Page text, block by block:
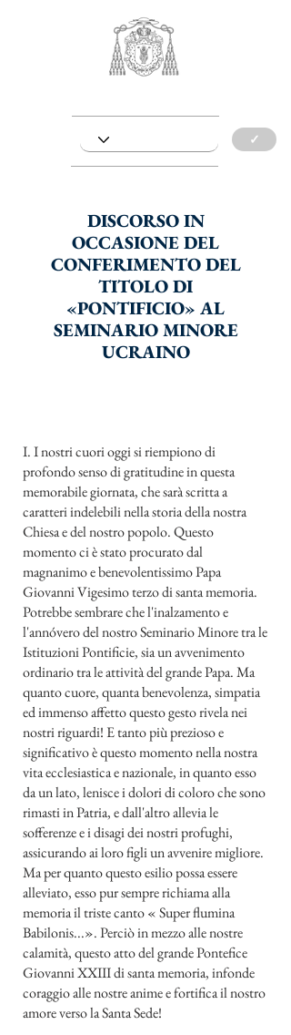
✓
DISCORSO IN
OCCASIONE DEL
CONFERIMENTO DEL
TITOLO DI
«PONTIFICIO» AL
SEMINARIO MINORE
UCRAINO
I. I nostri cuori oggi si riempiono di
profondo senso di gratitudine in questa
memorabile giornata, che sarà scritta a
caratteri indelebili nella storia della nostra
Chiesa e del nostro popolo. Questo
momento ci è stato procurato dal
magnanimo e benevolentissimo Papa
Giovanni Vigesimo terzo di santa memoria.
Potrebbe sembrare che l'inalzamento e
l'annóvero del nostro Seminario Minore tra le
Istituzioni Pontificie, sia un avvenimento
ordinario tra le attività del grande Papa. Ma
quanto cuore, quanta benevolenza, simpatia
ed immenso affetto questo gesto rivela nei
nostri riguardi! E tanto più prezioso e
significativo è questo momento nella nostra
vita ecclesiastica e nazionale, in quanto esso
da un lato, lenisce i dolori di coloro che sono
rimasti in Patria, e dall'altro allevia le
sofferenze e i disagi dei nostri profughi,
assicurando ai loro figli un avvenire migliore.
Ma per quanto questo esilio possa essere
alleviato, esso pur sempre richiama alla
memoria il triste canto « Super flumina
Babilonis...». Perciò in mezzo alle nostre
calamità, questo atto del grande Pontefice
Giovanni XXIII di santa memoria, infonde
coraggio alle nostre anime e fortifica il nostro
amore verso la Santa Sede!